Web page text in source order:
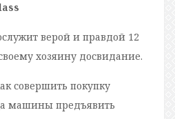
верой и правдой 12
хозяину досвидание.
совершить покупку
машины предъявить